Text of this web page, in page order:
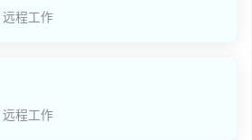
远程工作
远程工作